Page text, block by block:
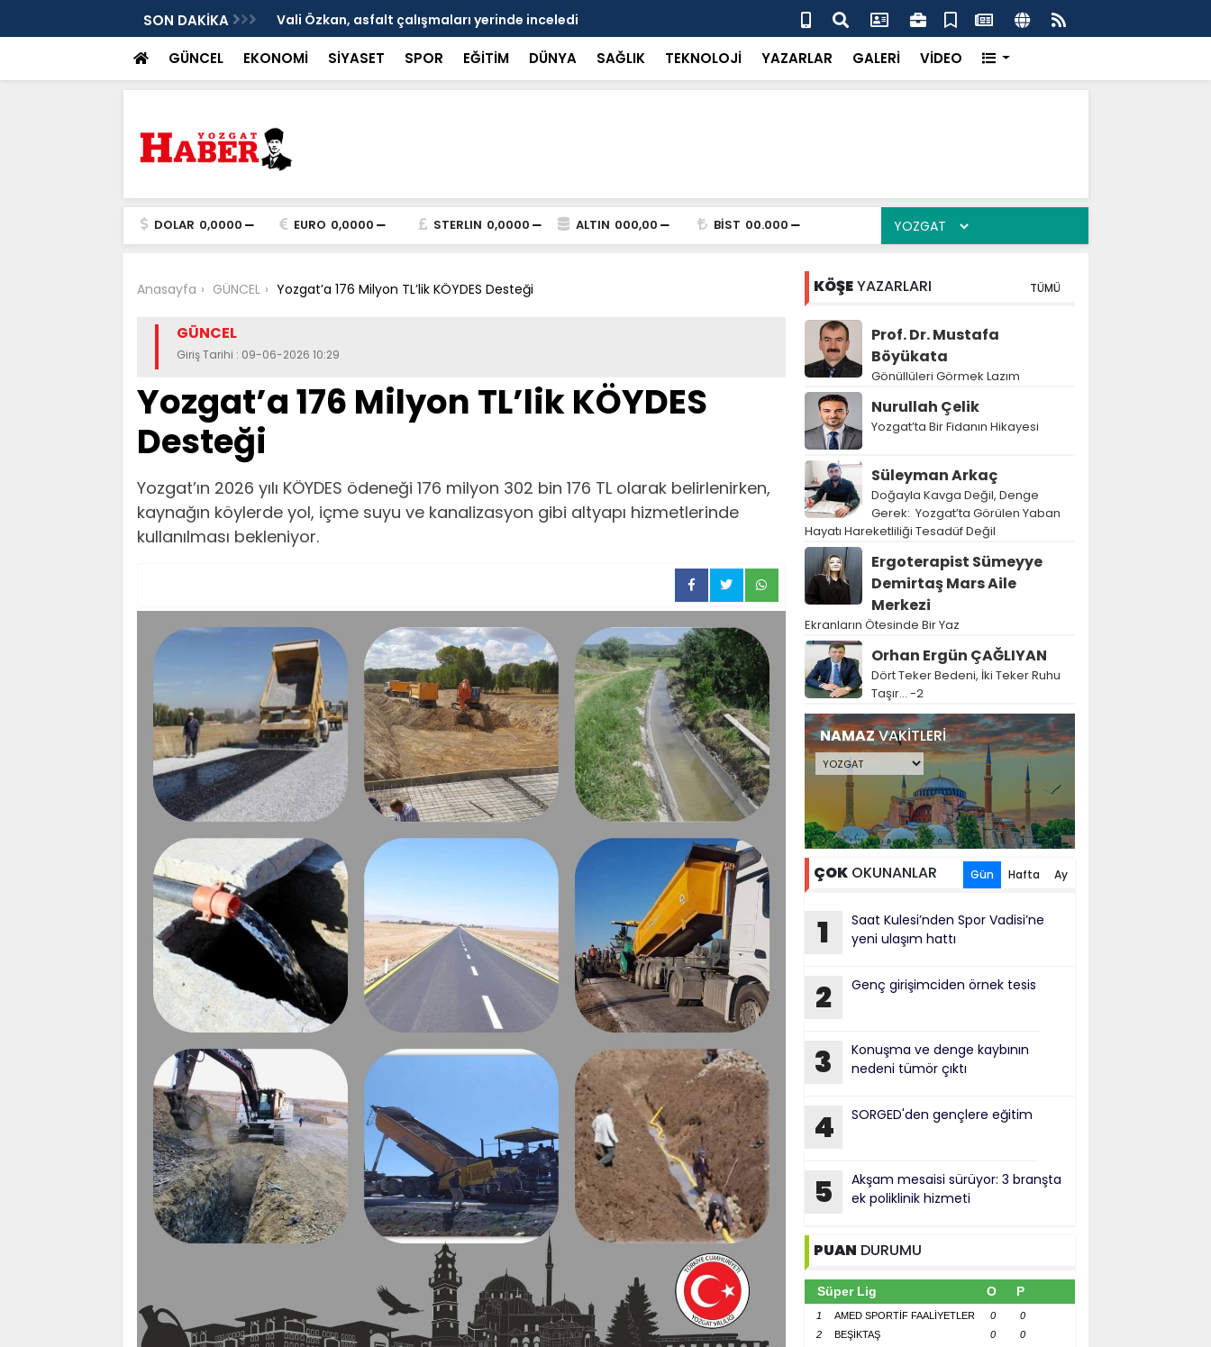
SON DAKİKA Vali Özkan, asfalt çalışmaları yerinde inceledi Bakan Gürlek’ten “Tek Çatı” mesajı
GÜNCEL EKONOMİ SİYASET SPOR EĞİTİM DÜNYA SAĞLIK TEKNOLOJİ YAZARLAR GALERİ VİDEO
DOLAR 0,0000 EURO 0,0000 STERLIN 0,0000 ALTIN 000,00 BİST 00.000
Anasayfa GÜNCEL Yozgat’a 176 Milyon TL’lik KÖYDES Desteği
GÜNCEL
Giriş Tarihi : 09-06-2026 10:29
Yozgat’a 176 Milyon TL’lik KÖYDES
Desteği
Yozgat’ın 2026 yılı KÖYDES ödeneği 176 milyon 302 bin 176 TL olarak belirlenirken,
kaynağın köylerde yol, içme suyu ve kanalizasyon gibi altyapı hizmetlerinde
kullanılması bekleniyor.
KÖŞEYAZARLARI TÜMÜ
Prof. Dr. Mustafa
Böyükata
Gönüllüleri Görmek Lazım
Nurullah Çelik
Yozgat’ta Bir Fidanın Hikayesi
Süleyman Arkaç
Doğayla Kavga Değil, Denge
Gerek: Yozgat’ta Görülen Yaban
Hayatı Hareketliliği Tesadüf Değil
Ergoterapist Sümeyye
Demirtaş Mars Aile
Merkezi
Ekranların Ötesinde Bir Yaz
Orhan Ergün ÇAĞLIYAN
Dört Teker Bedeni, İki Teker Ruhu
Taşır… -2
NAMAZVAKİTLERİ
ÇOKOKUNANLAR Gün Hafta Ay
1
Saat Kulesi’nden Spor Vadisi’ne
yeni ulaşım hattı
2 Genç girişimciden örnek tesis
3
Konuşma ve denge kaybının
nedeni tümör çıktı
4 SORGED'den gençlere eğitim
5
Akşam mesaisi sürüyor: 3 branşta
ek poliklinik hizmeti
PUAN DURUMU
Süper Lig O P
1 AMED SPORTİF FAALİYETLER 0
0
2
BEŞİKTAŞ 0
0